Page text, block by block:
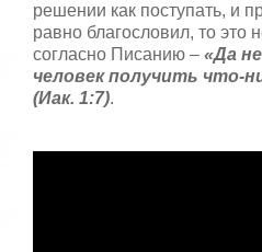
решении как поступать, и
равно благословил, то это
согласно Писанию – «Да
человек получить что-
(Иак. 1:7).